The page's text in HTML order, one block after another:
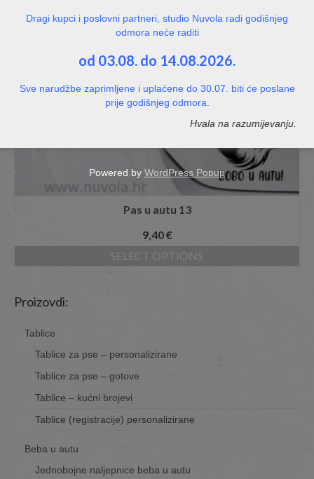
Pas u autu 13
9,40€
SELECT OPTIONS
Proizovdi:
Tablice
Tablice za pse – personalizirane
Tablice za pse – gotove
Tablice – kućni brojevi
Tablice (registracije) personalizirane
Beba u autu
Jednobojne naljepnice beba u autu
Dragi kupci i poslovni partneri, studio Nuvola radi godišnjeg
odmora neće raditi
od 03.08. do 14.08.2026.
Sve narudžbe zaprimljene i uplaćene do 30.07. biti će poslane
prije godišnjeg odmora.
Hvala na razumijevanju.
Powered by WordPress Popup